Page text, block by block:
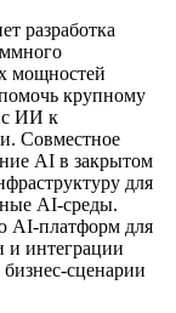
разработка
мощностей
крупному
с ИИ к
Совместное
AI в закрытом
для
AI-среды.
AI-платформ для
и интеграции
сценарии